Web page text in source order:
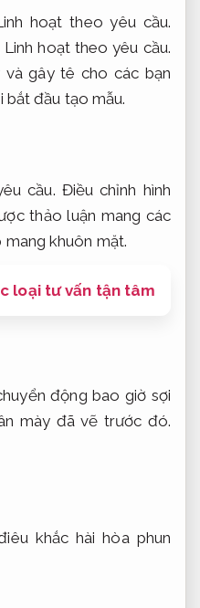
hoạt theo yêu cầu.
Linh hoạt theo yêu cầu.
và gây tê cho các bạn
đầu tạo mẫu.
cầu. Điều chỉnh hình
thảo luận mang các
khuôn mặt.
loại tư vấn tận tâm
động bao giờ sợi
mày đã vẽ trước đó.
khắc hài hòa phun